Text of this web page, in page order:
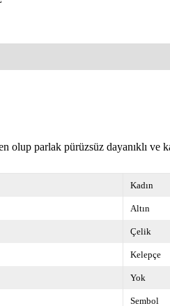
olup parlak pürüzsüz dayanıklı ve
Kadın
Altın
Çelik
Kelepçe
Yok
Sembol